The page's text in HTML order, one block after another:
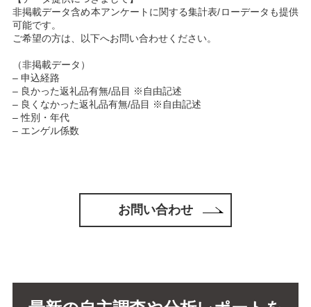
非掲載データ含め本アンケートに関する集計表/ローデータも提供
可能です。
ご希望の方は、以下へお問い合わせください。
（非掲載データ）
– 申込経路
– 良かった返礼品有無/品目 ※自由記述
– 良くなかった返礼品有無/品目 ※自由記述
– 性別・年代
– エンゲル係数
お問い合わせ